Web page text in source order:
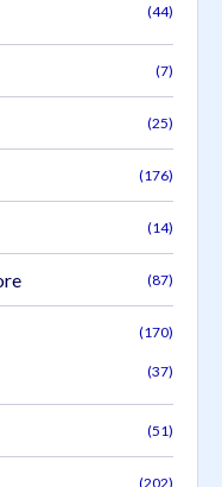
(44)
(7)
(25)
(176)
(14)
(87)
(170)
(37)
(51)
(202)